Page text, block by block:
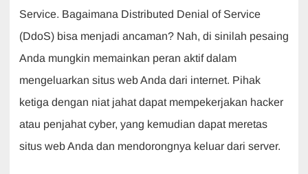
Service. Bagaimana Distributed Denial of Service
(DdoS) bisa menjadi ancaman? Nah, di sinilah pesaing
Anda mungkin memainkan peran aktif dalam
mengeluarkan situs web Anda dari internet. Pihak
ketiga dengan niat jahat dapat mempekerjakan hacker
atau penjahat cyber, yang kemudian dapat meretas
situs web Anda dan mendorongnya keluar dari server.